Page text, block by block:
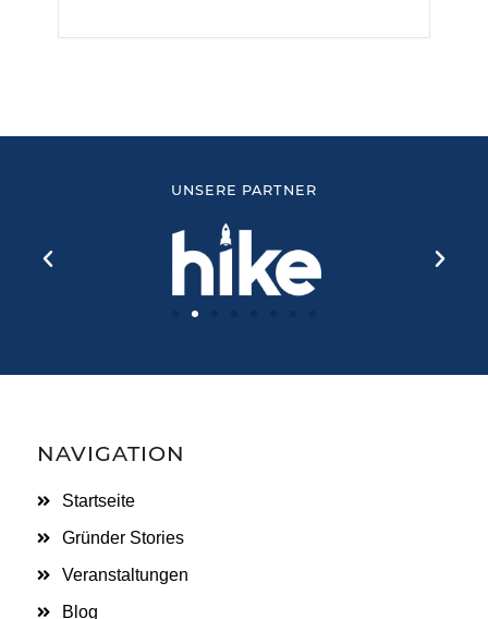
UNSERE PARTNER
NAVIGATION
Startseite
Gründer Stories
Veranstaltungen
Blog